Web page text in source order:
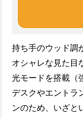
持ち手のウッド調
オシャレな見た目
光モードを搭載（
デスクやエントラ
ンのため、いざと